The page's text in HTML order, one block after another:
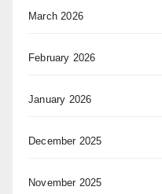
March 2026
February 2026
January 2026
December 2025
November 2025